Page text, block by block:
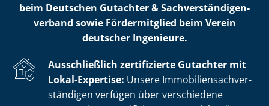
beim Deutschen Gutachter & Sach­ver­stän­di­gen­
ver­band sowie Fördermitglied beim Verein
deutscher Ingenieure.
Ausschließlich zertifizierte Gutachter mit
Lokal-Expertise: Unsere Im­mo­bi­li­en­sach­ver­
stän­di­gen verfügen über verschiedene